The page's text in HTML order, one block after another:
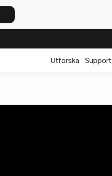
Utforska Support